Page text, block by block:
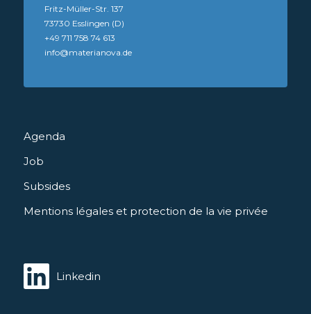
Agenda
Job
Subsides
Mentions légales et protection de la vie privée
Fritz-Müller-Str. 137
73730 Esslingen (D)
+49 711 758 74 613
info@materianova.de
Linkedin